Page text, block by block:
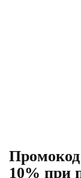
10% при